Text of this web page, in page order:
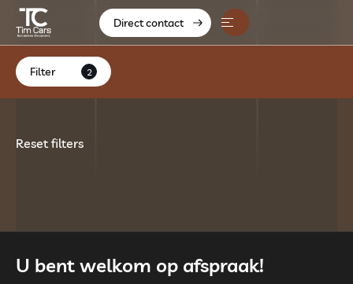
Direct contact
Filter 2
Reset filters
U bent welkom op afspraak!